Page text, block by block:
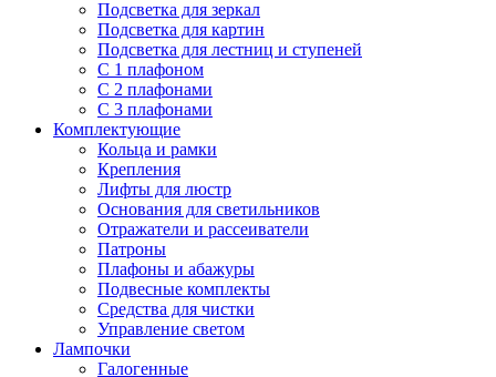
Подсветка для зеркал
Подсветка для картин
Подсветка для лестниц и ступеней
С 1 плафоном
С 2 плафонами
С 3 плафонами
Комплектующие
Кольца и рамки
Крепления
Лифты для люстр
Основания для светильников
Отражатели и рассеиватели
Патроны
Плафоны и абажуры
Подвесные комплекты
Средства для чистки
Управление светом
Лампочки
Галогенные